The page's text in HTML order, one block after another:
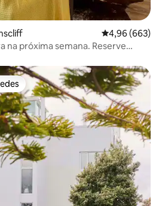
4,96 de uma
4,96 (663)
na próxima semana. Reserve
dos hóspedes